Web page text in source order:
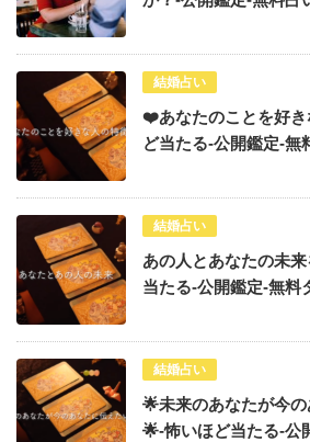
結婚占い
❤️あなたのことを好
ど当たる-公開鑑定-無
結婚占い
あの人とあなたの未
当たる-公開鑑定-無料
結婚占い
🌟未来のあなたが今
🌟-怖いほど当たる-公